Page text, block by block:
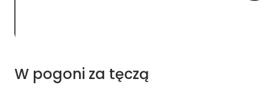
W pogoni za tęczą